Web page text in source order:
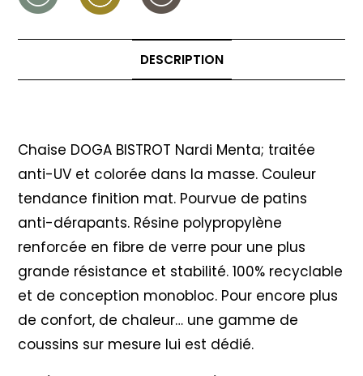
DESCRIPTION
Chaise DOGA BISTROT Nardi Menta; traitée
anti-UV et colorée dans la masse. Couleur
tendance finition mat. Pourvue de patins
anti-dérapants. Résine polypropylène
renforcée en fibre de verre pour une plus
grande résistance et stabilité. 100% recyclable
et de conception monobloc. Pour encore plus
de confort, de chaleur… une gamme de
coussins sur mesure lui est dédié.